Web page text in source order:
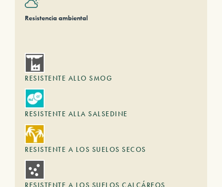
Resistencia ambiental
RESISTENTE ALLO SMOG
RESISTENTE ALLA SALSEDINE
RESISTENTE A LOS SUELOS SECOS
RESISTENTE A LOS SUELOS CALCÁREOS